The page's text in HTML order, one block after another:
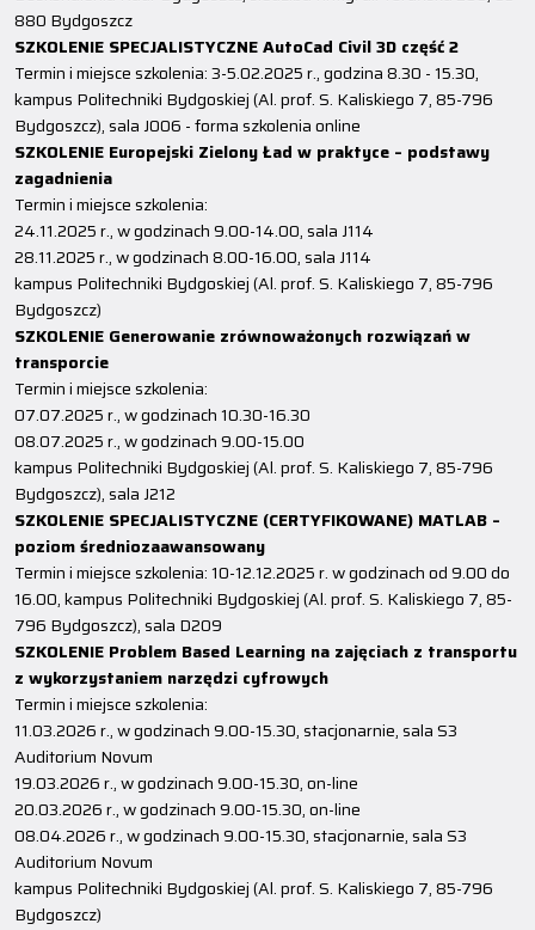
880 Bydgoszcz
SZKOLENIE SPECJALISTYCZNE AutoCad Civil 3D część 2
Termin i miejsce szkolenia: 3-5.02.2025 r., godzina 8.30 - 15.30,
kampus Politechniki Bydgoskiej (Al. prof. S. Kaliskiego 7, 85-796
Bydgoszcz), sala J006 - forma szkolenia online
SZKOLENIE Europejski Zielony Ład w praktyce – podstawy
zagadnienia
Termin i miejsce szkolenia:
24.11.2025 r., w godzinach 9.00-14.00, sala J114
28.11.2025 r., w godzinach 8.00-16.00, sala J114
kampus Politechniki Bydgoskiej (Al. prof. S. Kaliskiego 7, 85-796
Bydgoszcz)
SZKOLENIE Generowanie zrównoważonych rozwiązań w
transporcie
Termin i miejsce szkolenia:
07.07.2025 r., w godzinach 10.30-16.30
08.07.2025 r., w godzinach 9.00-15.00
kampus Politechniki Bydgoskiej (Al. prof. S. Kaliskiego 7, 85-796
Bydgoszcz), sala J212
SZKOLENIE SPECJALISTYCZNE (CERTYFIKOWANE) MATLAB –
poziom średniozaawansowany
Termin i miejsce szkolenia: 10-12.12.2025 r. w godzinach od 9.00 do
16.00, kampus Politechniki Bydgoskiej (Al. prof. S. Kaliskiego 7, 85-
796 Bydgoszcz), sala D209
SZKOLENIE Problem Based Learning na zajęciach z transportu
z wykorzystaniem narzędzi cyfrowych
Termin i miejsce szkolenia:
11.03.2026 r., w godzinach 9.00-15.30, stacjonarnie, sala S3
Auditorium Novum
19.03.2026 r., w godzinach 9.00-15.30, on-line
20.03.2026 r., w godzinach 9.00-15.30, on-line
08.04.2026 r., w godzinach 9.00-15.30, stacjonarnie, sala S3
Auditorium Novum
kampus Politechniki Bydgoskiej (Al. prof. S. Kaliskiego 7, 85-796
Bydgoszcz)